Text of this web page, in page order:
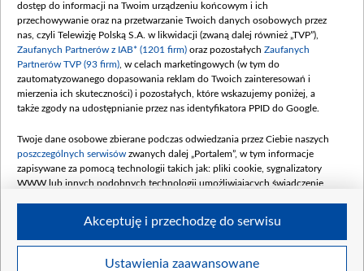
dostęp do informacji na Twoim urządzeniu końcowym i ich
przechowywanie oraz na przetwarzanie Twoich danych osobowych przez
nas, czyli Telewizję Polską S.A. w likwidacji (zwaną dalej również „TVP”),
Zaufanych Partnerów z IAB* (1201 firm) oraz pozostałych Zaufanych
Partnerów TVP (93 firm) , w celach marketingowych (w tym do
zautomatyzowanego dopasowania reklam do Twoich zainteresowań i
mierzenia ich skuteczności) i pozostałych, które wskazujemy poniżej, a
także zgody na udostępnianie przez nas identyfikatora PPID do Google.
Twoje dane osobowe zbierane podczas odwiedzania przez Ciebie naszych
poszczególnych serwisów zwanych dalej „Portalem”, w tym informacje
zapisywane za pomocą technologii takich jak: pliki cookie, sygnalizatory
WWW lub innych podobnych technologii umożliwiających świadczenie
Twoje dane osobowe zbierane podczas odwiedzania przez Ciebie
Ustawienia zaawansowane
Akceptuję i przechodzę do serwisu